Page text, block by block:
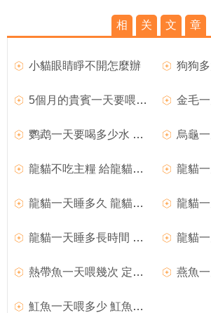
相 关 文 章
小貓眼睛睜不開怎麼辦
5個月的貴賓一天要喂幾頓飯
鹦鹉一天要喝多少水 可以喝涼白開或礦泉水
龍貓不吃主糧 給龍貓一定的調整期
龍貓一天睡多久 龍貓比較活潑好動
龍貓一天睡多長時間 它們作息時間不同
熱帶魚一天喂幾次 定時定量投喂
魟魚一天喂多少 魟魚的食量比較大